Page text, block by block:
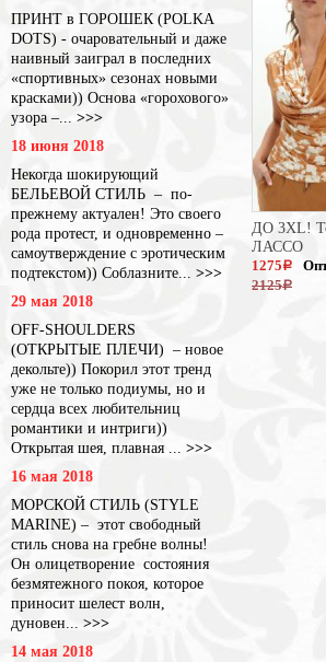
ПРИНТ в ГОРОШЕК (POLKA
DOTS) - очаровательный и даже
наивный заиграл в последних
«спортивных» сезонах новыми
красками)) Основа «горохового»
узора –... >>>
18 июня 2018
Некогда шокирующий
БЕЛЬЕВОЙ СТИЛЬ – по-
прежнему актуален! Это своего
рода протест, и одновременно –
самоутверждение с эротическим
подтекстом)) Соблазните... >>>
29 мая 2018
OFF-SHOULDERS
(ОТКРЫТЫЕ ПЛЕЧИ) – новое
декольте)) Покорил этот тренд
уже не только подиумы, но и
сердца всех любительниц
романтики и интриги))
Открытая шея, плавная ... >>>
16 мая 2018
МОРСКОЙ СТИЛЬ (STYLE
MARINE) – этот свободный
стиль снова на гребне волны!
Он олицетворение состояния
безмятежного покоя, которое
приносит шелест волн,
дуновен... >>>
14 мая 2018
ДО 3XL!
ЛАССО
1275 a
2125a